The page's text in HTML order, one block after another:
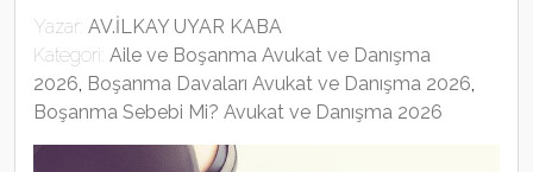
Yazar: AV.İLKAY UYAR KABA
Kategori: Aile ve Boşanma Avukat ve Danışma
2026, Boşanma Davaları Avukat ve Danışma 2026,
Boşanma Sebebi Mi? Avukat ve Danışma 2026